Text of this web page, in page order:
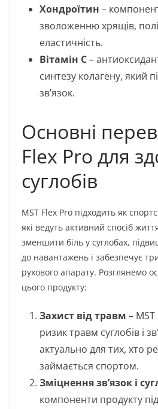
Хондроїтин –
зволоженню хрящів,
еластичність.
Вітамін C–
синтезу колагену, який
зв’язок.
Основні
Flex Pro для
суглобів
MST Flex Pro підходить як
які ведуть активний спосіб
зменшити біль у суглобах,
до навантажень і забезпечує
рухового апарату. Розглянемо
цього продукту:
Захист від травм –
ризик травм суглобів і
актуально для тих, хто
займається спортом.
Зміцнення зв’язок і
компоненти продукту